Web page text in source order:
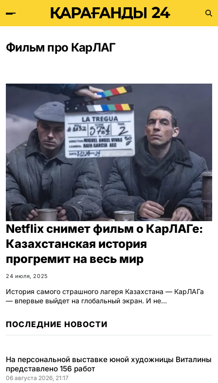
Фильм про КарЛАГ
Netflix снимет фильм о КарЛАГе:
Казахстанская история
прогремит на весь мир
24 июля, 2025
История самого страшного лагеря Казахстана — КарЛАГа
— впервые выйдет на глобальный экран. И не…
ПОСЛЕДНИЕ НОВОСТИ
На персональной выставке юной художницы Виталины
представлено 156 работ
06 августа 2026, 21:17